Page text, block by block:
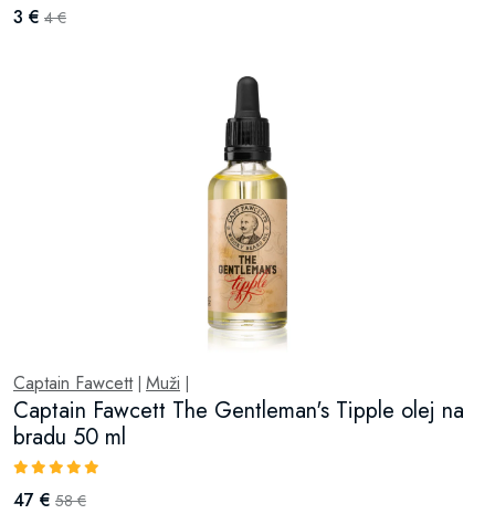
3 € 4 €
Captain Fawcett| Muži
Captain Fawcett The Gentleman's Tipple olej na
bradu 50 ml
47 € 58 €